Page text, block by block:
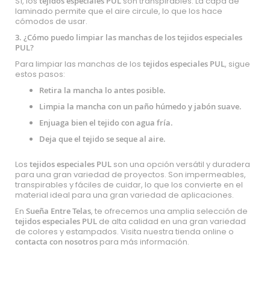
laminado permite que el aire circule, lo que los hace
cómodos de usar.
3. ¿Cómo puedo limpiar las manchas de los tejidos especiales
PUL?
Para limpiar las manchas de los tejidos especiales PUL, sigue
estos pasos:
Retira la mancha lo antes posible.
Limpia la mancha con un paño húmedo y jabón suave.
Enjuaga bien el tejido con agua fría.
Deja que el tejido se seque al aire.
Los tejidos especiales PUL son una opción versátil y duradera
para una gran variedad de proyectos. Son impermeables,
transpirables y fáciles de cuidar, lo que los convierte en el
material ideal para una gran variedad de aplicaciones.
En Sueña Entre Telas, te ofrecemos una amplia selección de
tejidos especiales PUL de alta calidad en una gran variedad
de colores y estampados. Visita nuestra tienda online o
contacta con nosotros para más información.